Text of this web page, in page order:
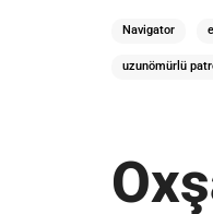
Navigator
uzunömürlü